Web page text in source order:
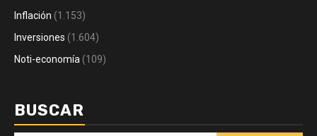
Inflación (1.153)
Inversiones (1.604)
Noti-economía (109)
BUSCAR